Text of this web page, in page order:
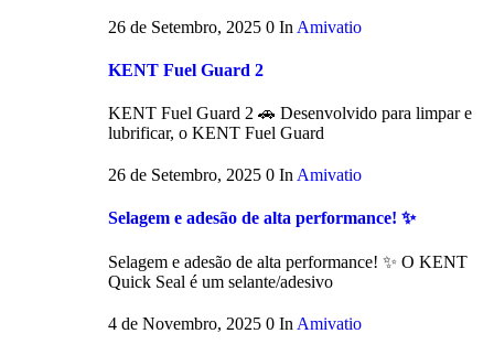
26 de Setembro, 2025 0 In Amivatio
KENT Fuel Guard 2
KENT Fuel Guard 2 🚗 Desenvolvido para limpar e
lubrificar, o KENT Fuel Guard
26 de Setembro, 2025 0 In Amivatio
Selagem e adesão de alta performance! ✨
Selagem e adesão de alta performance! ✨ O KENT
Quick Seal é um selante/adesivo
4 de Novembro, 2025 0 In Amivatio